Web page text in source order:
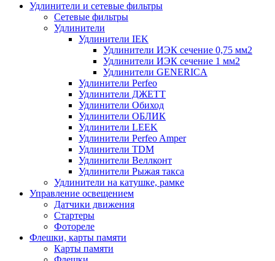
Удлинители и сетевые фильтры
Сетевые фильтры
Удлинители
Удлинители IEK
Удлинители ИЭК сечение 0,75 мм2
Удлинители ИЭК сечение 1 мм2
Удлинители GENERICA
Удлинители Perfeo
Удлинители ДЖЕТТ
Удлинители Обиход
Удлинители ОБЛИК
Удлинители LEEK
Удлинители Perfeo Amper
Удлинители TDM
Удлинители Веллконт
Удлинители Рыжая такса
Удлинители на катушке, рамке
Управление освещением
Датчики движения
Стартеры
Фотореле
Флешки, карты памяти
Карты памяти